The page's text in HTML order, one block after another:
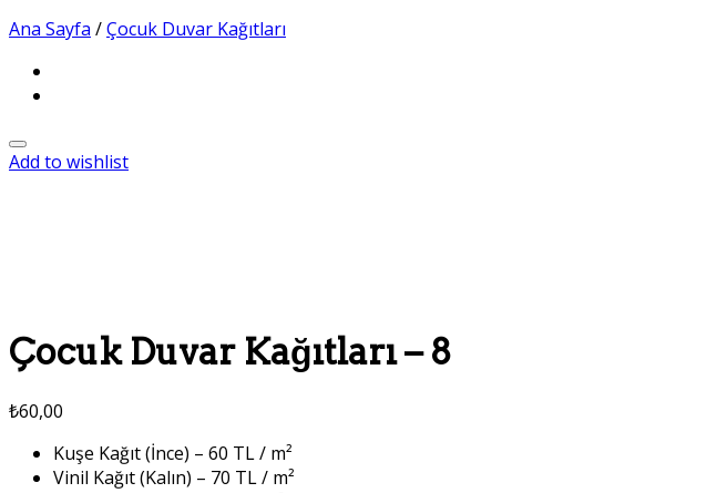
Ana Sayfa /Çocuk Duvar Kağıtları
Add to wishlist
Çocuk Duvar Kağıtları – 8
₺60,00
Kuşe Kağıt (İnce) – 60 TL / m²
Vinil Kağıt (Kalın) – 70 TL / m²